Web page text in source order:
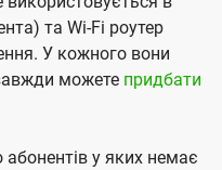
та Wi-Fi роутер
У кожного вони
можете придбати
абонентів у яких немає